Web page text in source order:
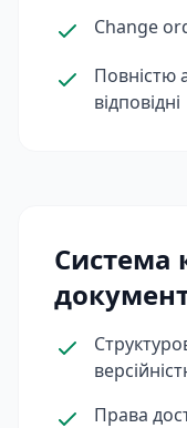
Change
Повністю
відповідні
Система
Права